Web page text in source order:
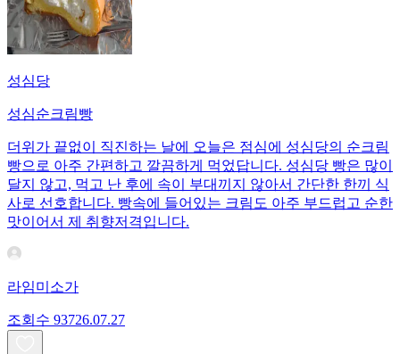
성심당
성심순크림빵
더위가 끝없이 직진하는 날에 오늘은 점심에 성심당의 순크림
빵으로 아주 간편하고 깔끔하게 먹었답니다. 성심당 빵은 많이
달지 않고, 먹고 난 후에 속이 부대끼지 않아서 간단한 한끼 식
사로 선호합니다. 빵속에 들어있는 크림도 아주 부드럽고 순한
맛이어서 제 취향저격입니다.
라임미소가
조회수 93726.07.27